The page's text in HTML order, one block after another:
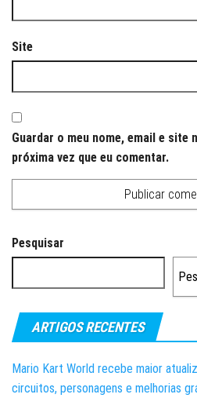
Site
Guardar o meu nome, email e site
próxima vez que eu comentar.
Pesquisar
ARTIGOS RECENTES
Mario Kart World recebe maior
circuitos, personagens e melhorias